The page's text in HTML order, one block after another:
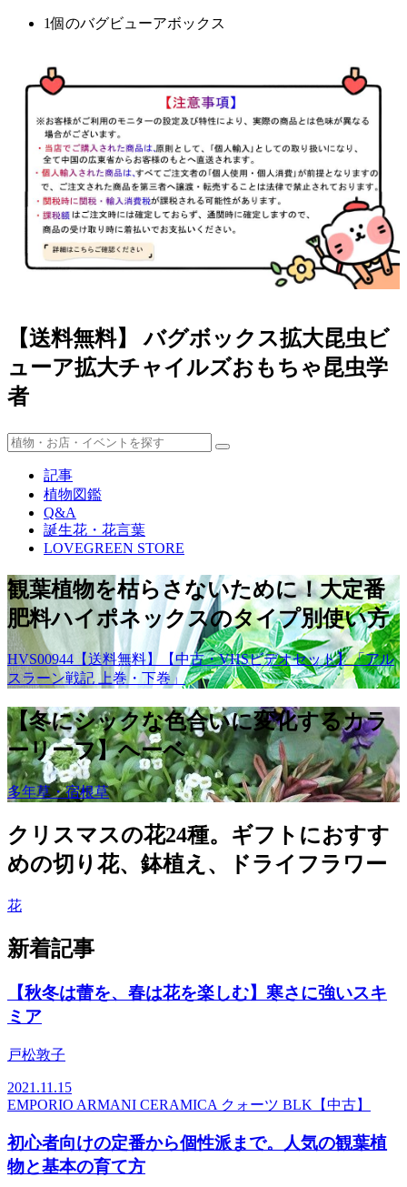
1個のバグビューアボックス
【送料無料】 バグボックス拡大昆虫ビ
ューア拡大チャイルズおもちゃ昆虫学
者
記事
植物図鑑
Q&A
誕生花・花言葉
LOVEGREEN STORE
観葉植物を枯らさないために！大定番
肥料ハイポネックスのタイプ別使い方
HVS00944【送料無料】【中古・VHSビデオセット】「アル
スラーン戦記 上巻・下巻」
【冬にシックな色合いに変化するカラ
ーリーフ】ヘーベ
多年草・宿根草
クリスマスの花24種。ギフトにおすす
めの切り花、鉢植え、ドライフラワー
花
新着記事
【秋冬は蕾を、春は花を楽しむ】寒さに強いスキ
ミア
戸松敦子
2021.11.15
EMPORIO ARMANI CERAMICA クォーツ BLK【中古】
初心者向けの定番から個性派まで。人気の観葉植
物と基本の育て方